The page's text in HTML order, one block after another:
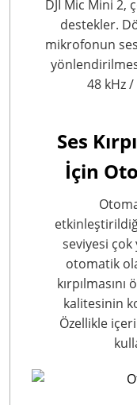
DJI Mic Mini 2,
destekler.
mikrofonun
48 kHz
Ses
İçin
seviyesi
otomatik
kalitesinin
Özellikle